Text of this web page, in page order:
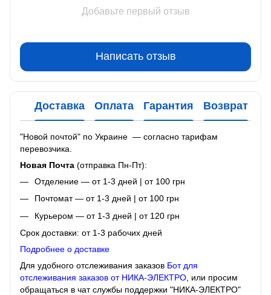
Добавьте первый отзыв
Написать отзыв
Доставка Оплата Гарантия Возврат
"Новой почтой" по Украине — согласно тарифам
перевозчика.
Новая Почта (отправка Пн-Пт):
Отделение — от 1-3 дней | от 100 грн
Почтомат — от 1-3 дней | от 100 грн
Курьером — от 1-3 дней | от 120 грн
Срок доставки: от 1-3 рабочих дней
Подробнее о доставке
Для удобного отслеживания заказов Бот для
отслеживания заказов от НИКА-ЭЛЕКТРО , или просим
обращаться в чат службы поддержки "НИКА-ЭЛЕКТРО"